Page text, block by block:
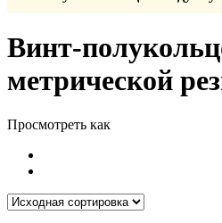
Винт-
метрической
Просмотреть как